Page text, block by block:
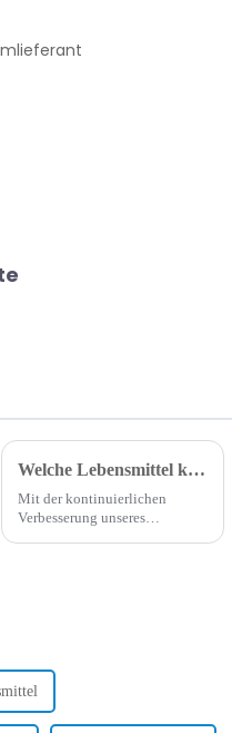
Welche Lebensmittel können vakuumverpackt werden?
Mit der kontinuierlichen
Verbesserung unseres
Bestandteil davon.